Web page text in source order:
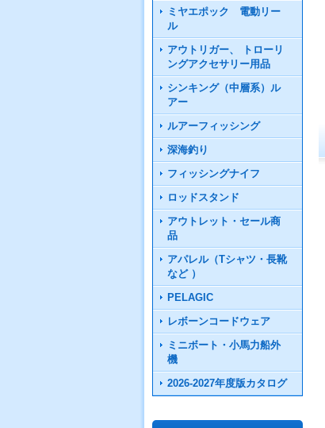
ミヤエポック 電動リー
ル
アウトリガー、 トローリ
ングアクセサリー用品
シンキング（中層系）ル
アー
ルアーフィッシング
深海釣り
フィッシングナイフ
ロッドスタンド
アウトレット・セール商
品
アパレル（Tシャツ・長靴
など ）
PELAGIC
レボーンコードウェア
ミニボート・小馬力船外
機
2026-2027年度版カタログ